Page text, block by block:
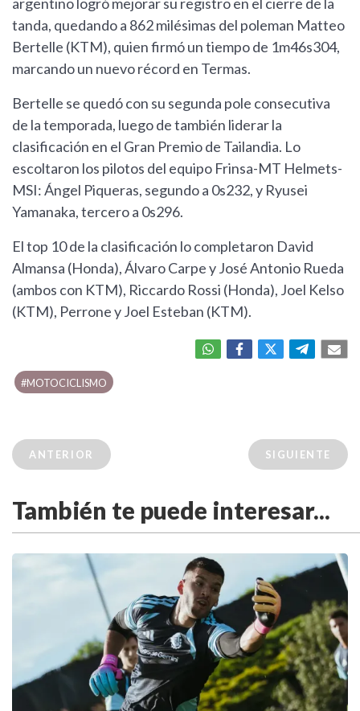
argentino logró mejorar su registro en el cierre de la
tanda, quedando a 862 milésimas del poleman Matteo
Bertelle (KTM), quien firmó un tiempo de 1m46s304,
marcando un nuevo récord en Termas.
Bertelle se quedó con su segunda pole consecutiva
de la temporada, luego de también liderar la
clasificación en el Gran Premio de Tailandia. Lo
escoltaron los pilotos del equipo Frinsa-MT Helmets-
MSI: Ángel Piqueras, segundo a 0s232, y Ryusei
Yamanaka, tercero a 0s296.
El top 10 de la clasificación lo completaron David
Almansa (Honda), Álvaro Carpe y José Antonio Rueda
(ambos con KTM), Riccardo Rossi (Honda), Joel Kelso
(KTM), Perrone y Joel Esteban (KTM).
#MOTOCICLISMO
ANTERIOR SIGUIENTE
También te puede interesar...